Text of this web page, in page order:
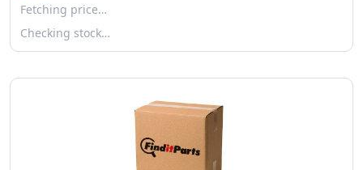
Fetching price…
Checking stock…